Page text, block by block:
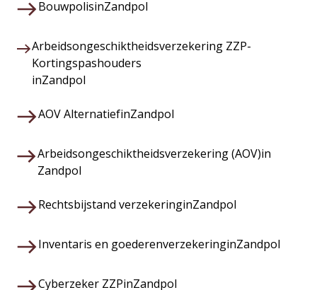
BouwpolisinZandpol
Arbeidsongeschiktheidsverzekering ZZP-
Kortingspashouders
inZandpol
AOV AlternatiefinZandpol
Arbeidsongeschiktheidsverzekering (AOV)in
Zandpol
Rechtsbijstand verzekeringinZandpol
Inventaris en goederenverzekeringinZandpol
Cyberzeker ZZPinZandpol